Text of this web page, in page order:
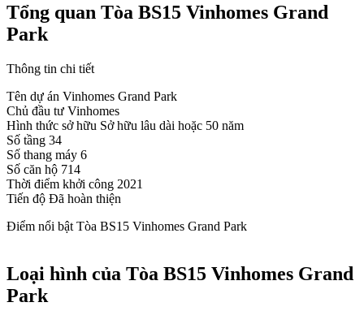
Tổng quan Tòa BS15 Vinhomes Grand
Park
Thông tin chi tiết
Tên dự án Vinhomes Grand Park
Chủ đầu tư Vinhomes
Hình thức sở hữu Sở hữu lâu dài hoặc 50 năm
Số tầng 34
Số thang máy 6
Số căn hộ 714
Thời điểm khởi công 2021
Tiến độ Đã hoàn thiện
Điểm nổi bật Tòa BS15 Vinhomes Grand Park
Loại hình của Tòa BS15 Vinhomes Grand
Park